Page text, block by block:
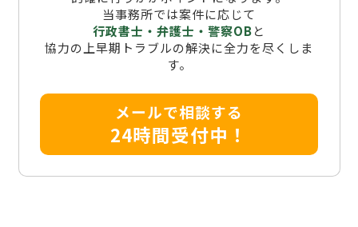
当事務所では案件に応じて
行政書士・弁護士・警察OBと
協力の上早期トラブルの解決に全力を尽くしま
す。
メールで相談する
24時間受付中！